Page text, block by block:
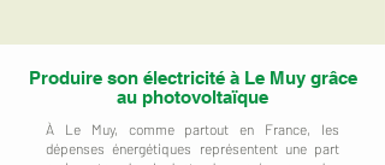
Produire son électricité à Le Muy grâce
au photovoltaïque
À Le Muy, comme partout en France, les
dépenses énergétiques représentent une part